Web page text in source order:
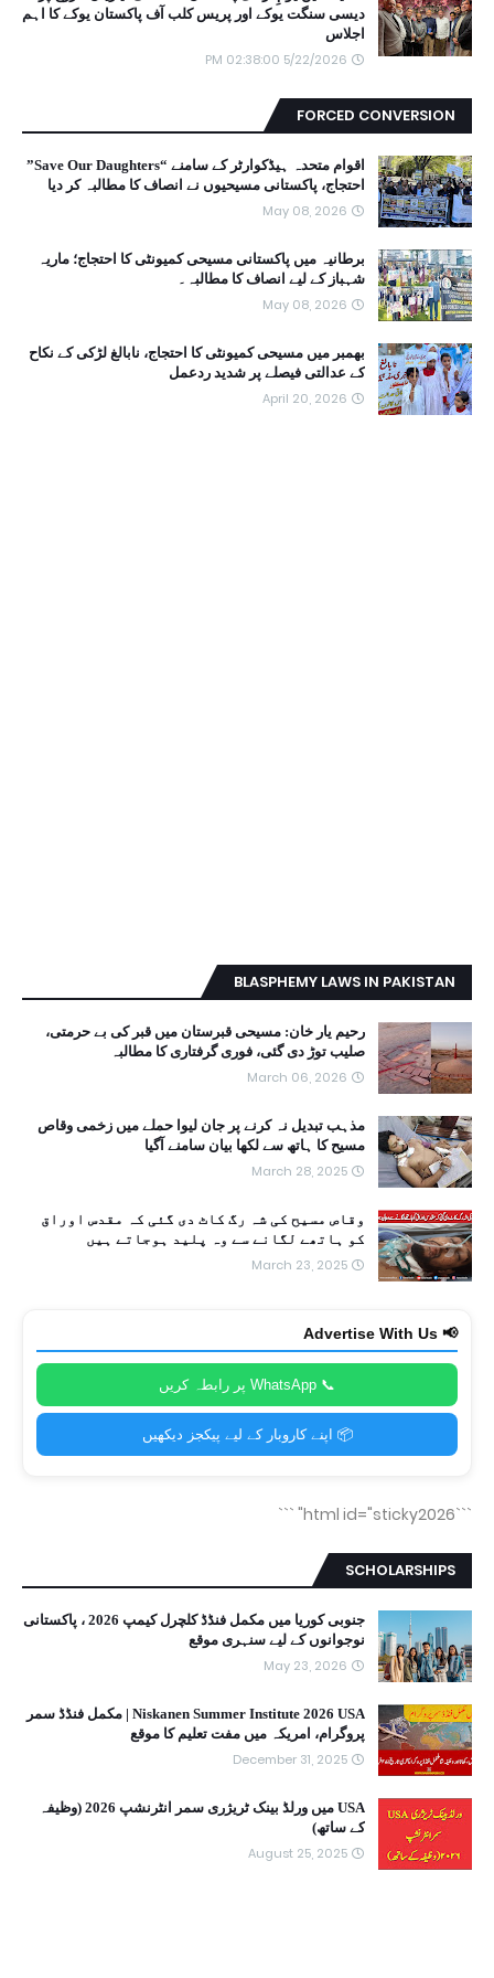
دیسی سنگت یوکے اور پریس کلب آف پاکستان یوکے کا اہم
اجلاس
5/22/2026 02:38:00 PM
FORCED CONVERSION
اقوام متحدہ ہیڈکوارٹر کے سامنے “Save Our Daughters”
احتجاج، پاکستانی مسیحیوں نے انصاف کا مطالبہ کر دیا
May 08, 2026
برطانیہ میں پاکستانی مسیحی کمیونٹی کا احتجاج؛ ماریہ
شہباز کے لیے انصاف کا مطالبہ۔
May 08, 2026
بھمبر میں مسیحی کمیونٹی کا احتجاج، نابالغ لڑکی کے نکاح
کے عدالتی فیصلے پر شدید ردعمل
April 20, 2026
BLASPHEMY LAWS IN PAKISTAN
رحیم یار خان: مسیحی قبرستان میں قبر کی بے حرمتی،
صلیب توڑ دی گئی، فوری گرفتاری کا مطالبہ
March 06, 2026
مذہب تبدیل نہ کرنے پر جان لیوا حملے میں زخمی وقاص
مسیح کا ہاتھ سے لکھا بیان سامنے آگیا
March 28, 2025
وقاص مسیح کی شہ رگ کاٹ دی گئی کہ مقدس اوراق
کو ہاتھے لگانے سے وہ پلید ہوجاتے ہیں
March 23, 2025
📢 Advertise With Us
📞 WhatsApp پر رابطہ کریں
📦 اپنے کاروبار کے لیے پیکجز دیکھیں
```html id="sticky2026"
```
SCHOLARSHIPS
جنوبی کوریا میں مکمل فنڈڈ کلچرل کیمپ 2026 ، پاکستانی
نوجوانوں کے لیے سنہری موقع
May 23, 2026
Niskanen Summer Institute 2026 USA | مکمل فنڈڈ سمر
پروگرام، امریکہ میں مفت تعلیم کا موقع
December 31, 2025
USA میں ورلڈ بینک ٹریژری سمر انٹرنشپ 2026 (وظیفہ
کے ساتھ)
August 25, 2025